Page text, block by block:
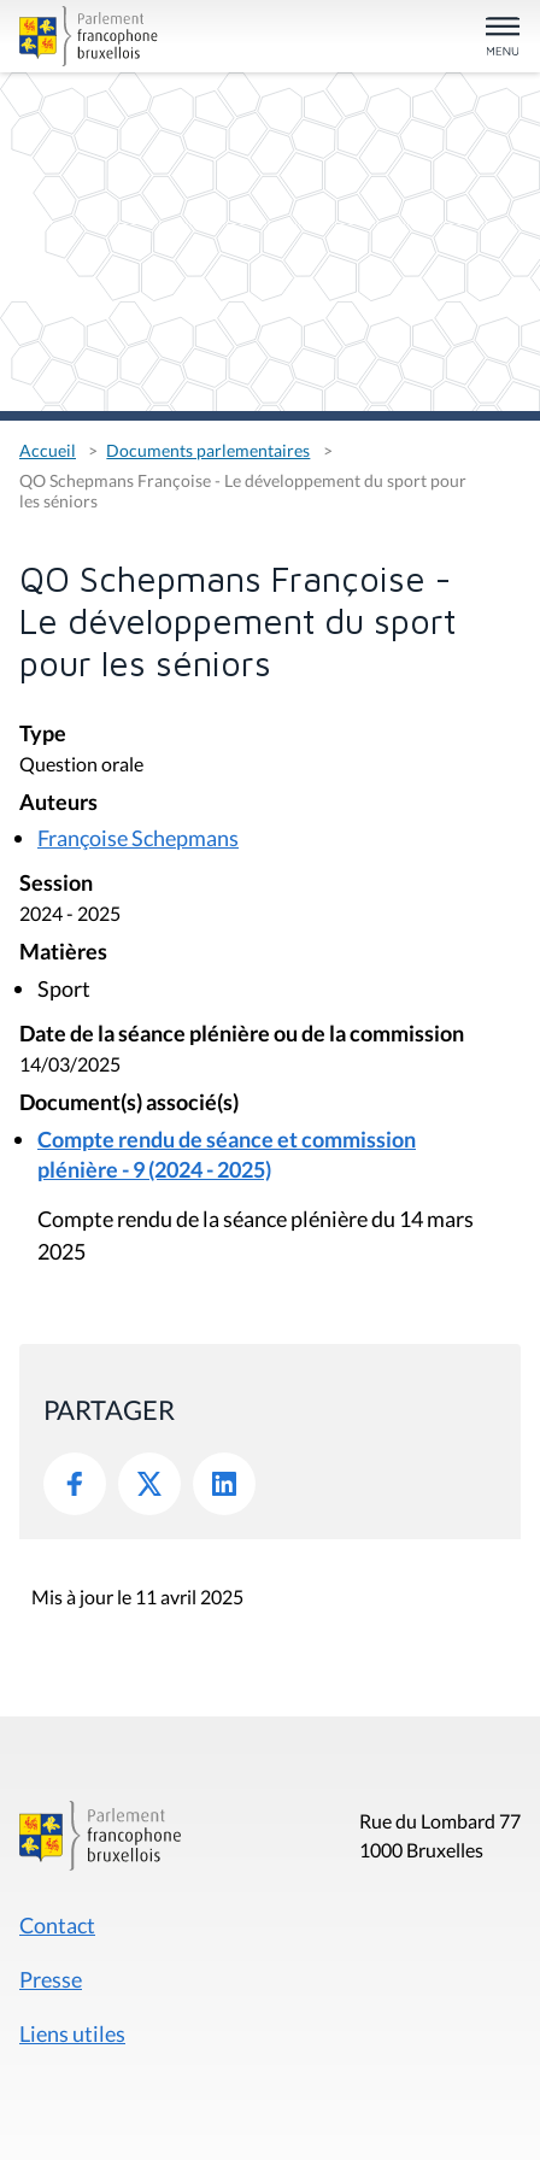
Accueil
Documents parlementaires
QO Schepmans Françoise - Le développement du sport pour
les séniors
QO Schepmans Françoise -
Le développement du sport
pour les séniors
Type
Question orale
Auteurs
Françoise Schepmans
Session
2024 - 2025
Matières
Sport
Date de la séance plénière ou de la commission
14/03/2025
Document(s) associé(s)
Compte rendu de séance et commission
plénière - 9 (2024 - 2025)
Compte rendu de la séance plénière du 14 mars
2025
PARTAGER
Mis à jour le 11 avril 2025
Rue du Lombard 77
1000 Bruxelles
Contact
Presse
Liens utiles